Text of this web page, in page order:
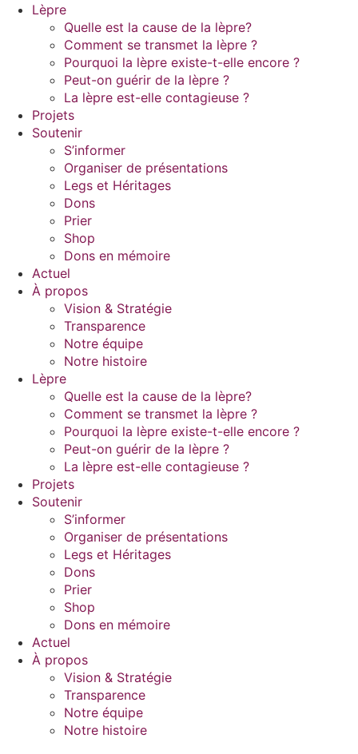
Lèpre
Quelle est la cause de la lèpre?
Comment se transmet la lèpre ?
Pourquoi la lèpre existe-t-elle encore ?
Peut-on guérir de la lèpre ?
La lèpre est-elle contagieuse ?
Projets
Soutenir
S’informer
Organiser de présentations
Legs et Héritages
Dons
Prier
Shop
Dons en mémoire
Actuel
À propos
Vision & Stratégie
Transparence
Notre équipe
Notre histoire
Lèpre
Quelle est la cause de la lèpre?
Comment se transmet la lèpre ?
Pourquoi la lèpre existe-t-elle encore ?
Peut-on guérir de la lèpre ?
La lèpre est-elle contagieuse ?
Projets
Soutenir
S’informer
Organiser de présentations
Legs et Héritages
Dons
Prier
Shop
Dons en mémoire
Actuel
À propos
Vision & Stratégie
Transparence
Notre équipe
Notre histoire